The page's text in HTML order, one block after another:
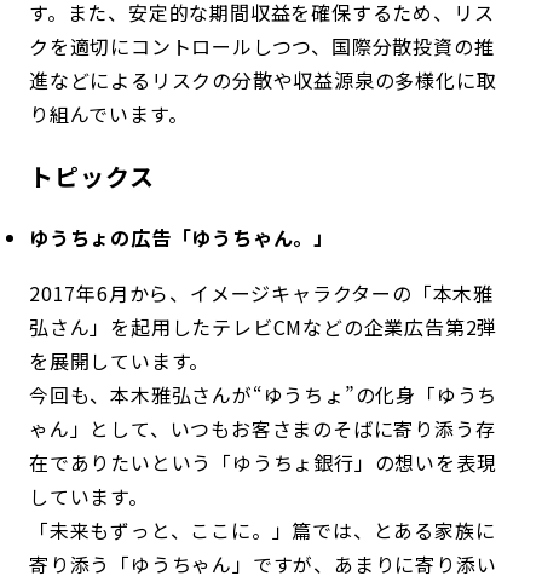
す。また、安定的な期間収益を確保するため、リス
クを適切にコントロールしつつ、国際分散投資の推
進などによるリスクの分散や収益源泉の多様化に取
り組んでいます。
トピックス
ゆうちょの広告「ゆうちゃん。」
2017年6月から、イメージキャラクターの「本木雅
弘さん」を起用したテレビCMなどの企業広告第2弾
を展開しています。
今回も、本木雅弘さんが“ゆうちょ”の化身「ゆうち
ゃん」として、いつもお客さまのそばに寄り添う存
在でありたいという「ゆうちょ銀行」の想いを表現
しています。
「未来もずっと、ここに。」篇では、とある家族に
寄り添う「ゆうちゃん」ですが、あまりに寄り添い